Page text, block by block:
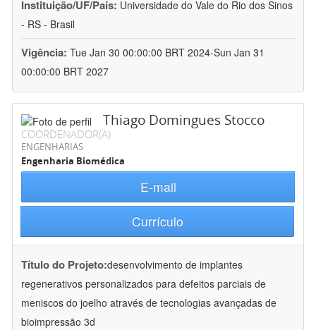
Instituição/UF/País: Universidade do Vale do Rio dos Sinos
- RS - Brasil
Vigência: Tue Jan 30 00:00:00 BRT 2024-Sun Jan 31
00:00:00 BRT 2027
Thiago Domingues Stocco
COORDENADOR(A)
ENGENHARIAS
Engenharia Biomédica
E-mail
Currículo
Título do Projeto:desenvolvimento de implantes
regenerativos personalizados para defeitos parciais de
meniscos do joelho através de tecnologias avançadas de
bioimpressão 3d